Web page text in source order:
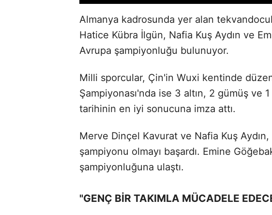
Almanya kadrosunda yer alan
Hatice Kübra İlgün, Nafia Kuş Aydın ve
Avrupa şampiyonluğu bulunuyor.
Milli sporcular, Çin'in Wuxi kentinde
Şampiyonası'nda ise 3 altın, 2 gümüş ve
tarihinin en iyi sonucuna imza attı.
Merve Dinçel Kavurat ve Nafia Kuş
şampiyonu olmayı başardı. Emine
şampiyonluğuna ulaştı.
"GENÇ BİR TAKIMLA MÜCADELE